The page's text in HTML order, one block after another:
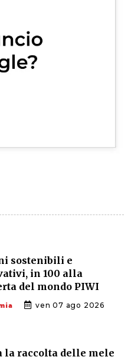
sostenibili e
in 100 alla
del mondo PIWI
ven 07 ago 2026
la raccolta delle mele